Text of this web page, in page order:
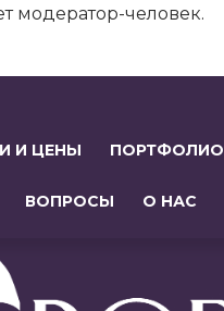
модератор-человек.
И ЦЕНЫ ПОРТФОЛИО
ВОПРОСЫ О НАС